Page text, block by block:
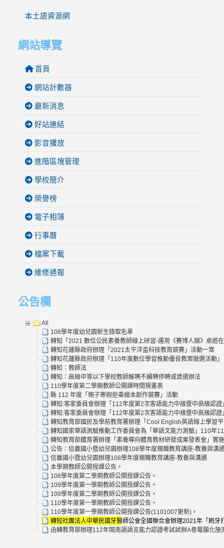
本土語資源網
網站導覽
首頁
網站計數器
最新消息
好站連結
影音播放
進階區塊管理
學校簡介
榮譽榜
電子相簿
行事曆
檔案下載
維修通報
公告欄
All
108學年度幼兒園新生錄取名單
轉知「2021 數位公民素養教師線上研習-運用《賽博人類》桌遊
轉知花蓮縣政府辦理「2021太平洋盃科技教育競賽」活動一案
轉知花蓮縣政府辦理「110年度數位學習推動優良教案徵選活動」
轉知：教師法
轉知：高級中等以下學校教師解聘不續聘停聘或資遣辦法
110學年度第二學期教師公開課時間規畫表
縣 112 年度「親子寒假拒毒繪本創作競賽」活動
轉知:客家委員會辦理「112年度第2次客語能力中級暨中高級認
轉知:客家委員會辦理「112年度第2次客語能力中級暨中高級認
轉知教育部國民及學前教育署辦理「Cool English英語線上學習
轉知國家華語測驗推動工作委員會為「華語文能力測驗」110年
轉知教育部體育署辦理「素養導向體育教材研發成果發表會」實
公告：信義國小暨幼兒園辦理108學年度親職教育講座-教養與溝
信義國小暨幼兒園辦理108學年度親職教育講座-教養與溝通
本學期教師公開授課公告。
108學年度第二學期教師公開授課公告。
109學年度第一學期教師公開授課公告。
109學年度第二學期教師公開授課公告。
110學年度第一學期教師公開授課公告。
110學年度第一學期教師公開授課公告(1101007更新)。
轉知社團法人中華民國牙醫師公會全國聯合會辦理2021年「刷牙
函轉教育部辦理112年閩南語語言能力認證考試試辦A卷電腦化